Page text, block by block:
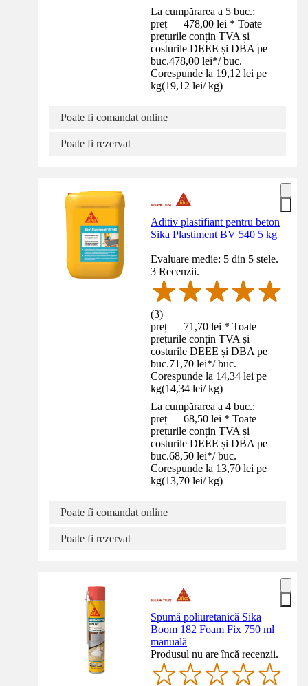
La cumpărarea a 5 buc.:
preț — 478,00 lei * Toate
prețurile conțin TVA și
costurile DEEE și DBA pe
buc.478,00 lei*/ buc.
Corespunde la 19,12 lei pe
kg(19,12 lei/ kg)
Poate fi comandat online
Poate fi rezervat
Aditiv plastifiant pentru beton
Sika Plastiment BV 540 5 kg
Evaluare medie: 5 din 5 stele.
3 Recenzii.
(3)
preț — 71,70 lei * Toate
prețurile conțin TVA și
costurile DEEE și DBA pe
buc.71,70 lei*/ buc.
Corespunde la 14,34 lei pe
kg(14,34 lei/ kg)
La cumpărarea a 4 buc.:
preț — 68,50 lei * Toate
prețurile conțin TVA și
costurile DEEE și DBA pe
buc.68,50 lei*/ buc.
Corespunde la 13,70 lei pe
kg(13,70 lei/ kg)
Poate fi comandat online
Poate fi rezervat
Spumă poliuretanică Sika
Boom 182 Foam Fix 750 ml
manuală
Produsul nu are încă recenzii.